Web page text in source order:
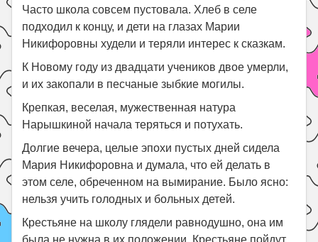
Часто школа совсем пустовала. Хлеб в селе
подходил к концу, и дети на глазах Марии
Никифоровны худели и теряли интерес к сказкам.
К Новому году из двадцати учеников двое умерли,
и их закопали в песчаные зыбкие могилы.
Крепкая, веселая, мужественная натура
Нарышкиной начала теряться и потухать.
Долгие вечера, целые эпохи пустых дней сидела
Мария Никифоровна и думала, что ей делать в
этом селе, обреченном на вымирание. Было ясно:
нельзя учить голодных и больных детей.
Крестьяне на школу глядели равнодушно, она им